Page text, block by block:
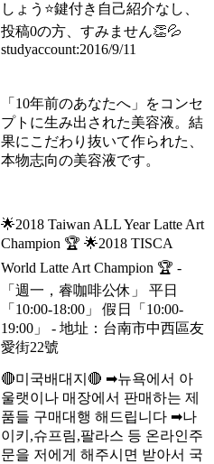
しょう⭐️鍵付き自己紹介なし、
投稿0の方、すみません👏💦
studyaccount:2016/9/11
「10年前のあなたへ」をコンセ
プトに生み出された美容液。結
果にこだわり抜いて作られた、
本物志向の美容液です。
🌟2018 Taiwan ALL Year Latte Art
Champion 🏆 🌟2018 TISCA
World Latte Art Champion 🏆 -
「週一，睿咖啡公休」 平日
「10:00-18:00」 假日「10:00-
19:00」 - 地址：台南市中西區友
愛街22號
🔴미국배대지🔴 ➡뉴욕에서 아
울랫이나 매장에서 판매하는 제
품들 구매대행 해드립니다 ➡나
이키,슈프림,팔라스 등 온라인주
문을 저에게 해주시면 받아서 국